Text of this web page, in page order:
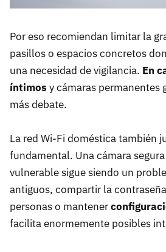
Por eso recomiendan limitar la
pasillos o espacios concretos
una necesidad de vigilancia. En
íntimos y cámaras permanentes
más debate.
La red Wi-Fi doméstica también
fundamental. Una cámara
vulnerable sigue siendo un
antiguos, compartir la
personas o mantener
facilita enormemente posibles